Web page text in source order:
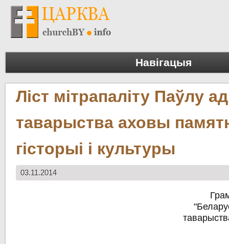
Навігацыя
Ліст мітрапаліту Паўлу ад
таварыства аховы
гісторыі і культуры
03.11.2014